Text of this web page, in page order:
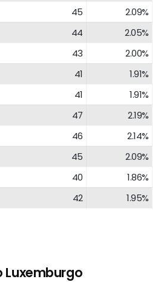
45
2.09%
44
2.05%
43
2.00%
41
1.91%
41
1.91%
47
2.19%
46
2.14%
45
2.09%
40
1.86%
42 1.95%
Luxemburgo